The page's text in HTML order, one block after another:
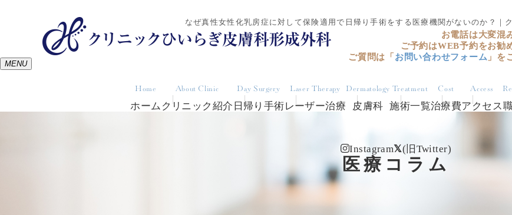
なぜ真性女性化乳房症に対して保険適用で日帰り手術をする医療機関がないのか？｜
お電話は大変混
ご予約はWEB予約をお勧
ご質問は「 お問い合わせフォーム 」を
MENU
Home
ホーム
About Clinic
クリニック紹介
Day Surgery
日帰り手術
Laser Therapy
レーザー治療
Dermatology
皮膚科
Treatment
施術一覧
Cost
治療費
Access
アクセス
Instagram (旧Twitter)
医療コラム